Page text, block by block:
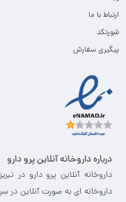
ارتباط با ما
شورتکد
پیگیری سفارش
درباره داروخانه آنلاین پرو دارو
داروخانه آنلاین پرو دارو در
داروخانه ای به صورت آنلاین در